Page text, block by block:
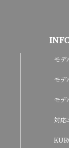
モデ
モデ
モデ
対応